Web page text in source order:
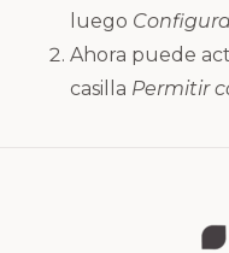
luego
Ahora puede
casilla Permitir